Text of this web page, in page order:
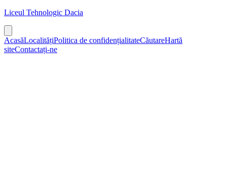
Liceul Tehnologic Dacia
AcasăLocalitățiPolitica de confidențialitateCăutareHartă
siteContactați-ne